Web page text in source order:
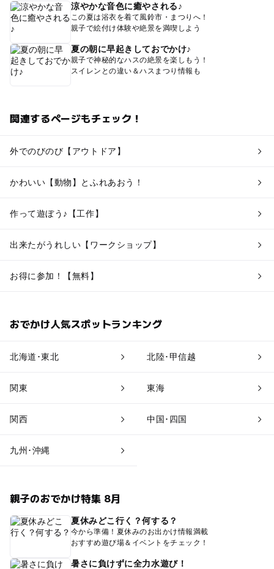
涼やかな音色に癒やされる♪
この夏は浴衣を着て風鈴市・まつりへ！
親子で絵付け体験や絶景を満喫しよう
夏の朝に早起きしておでかけ♪
親子で神秘的なハスの絶景を楽しもう！
スイレンとの違い＆ハスまつり情報も
関連するページもチェック！
外でのびのび【アウトドア】
かわいい【動物】とふれあおう！
作って遊ぼう♪【工作】
出来たがうれしい【ワークショップ】
お得に参加！【無料】
おでかけ人気スポットランキング
北海道･東北 北陸･甲信越
関東 東海
関西 中国･四国
九州･沖縄
親子のおでかけ特集 8月
夏休みどこ行く？何する？
今から準備！夏休みのお出かけ情報満載
おすすめ遊び場＆イベントをチェック！
暑さに負けずに全力水遊び！